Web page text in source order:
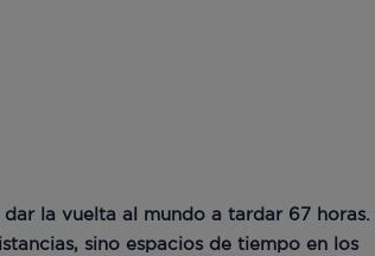
la vuelta al mundo a tardar 67 horas.
sino espacios de tiempo en los